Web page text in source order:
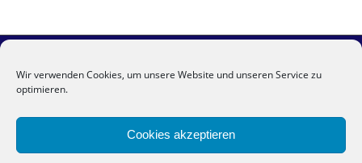
Wir verwenden Cookies, um unsere Website und unseren Service zu
optimieren.
Cookies akzeptieren
RECHTSGEBIETE